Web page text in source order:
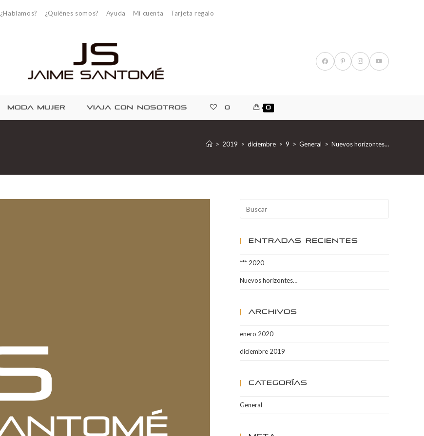
¿Hablamos? ¿Quiénes somos? Ayuda Mi cuenta Tarjeta regalo
MODA MUJER VIAJA CON NOSOTROS 0 0
> 2019 > diciembre > 9 > General > Nuevos horizontes…
Entradas Recientes
*** 2020
Nuevos horizontes…
Archivos
enero 2020
diciembre 2019
Categorías
General